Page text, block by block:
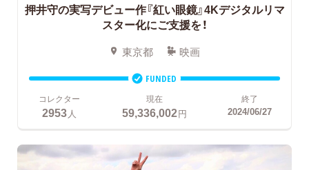
押井守の実写デビュー作『紅い眼鏡』4Kデジタルリマ
スター化にご支援を！
東京都 映画
FUNDED
コレクター
2953人
現在
59,336,002円
終了
2024/06/27